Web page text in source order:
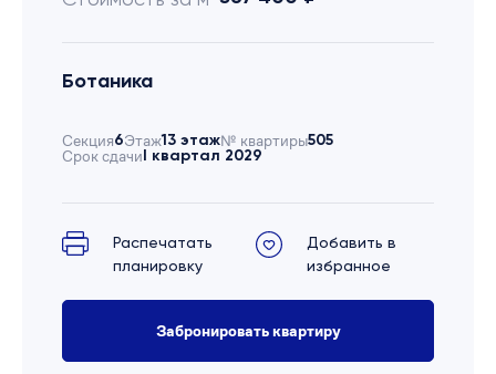
Ботаника
Секция6Этаж13 этаж№ квартиры505
Срок сдачиI квартал 2029
Распечатать
планировку
Добавить в
избранное
Забронировать квартиру